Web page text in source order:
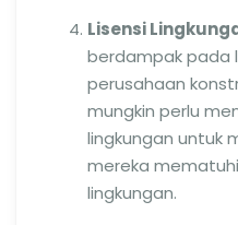
Lisensi
berdampak pada
perusahaan
mungkin perlu
lingkungan untuk
mereka
lingkungan.